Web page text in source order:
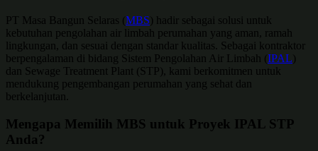
PT Masa Bangun Selaras (MBS ) hadir sebagai solusi untuk
kebutuhan pengolahan air limbah perumahan yang aman, ramah
lingkungan, dan sesuai dengan standar kualitas. Sebagai kontraktor
berpengalaman di bidang Sistem Pengolahan Air Limbah (IPAL )
dan Sewage Treatment Plant (STP), kami berkomitmen untuk
mendukung pengembangan perumahan yang sehat dan
berkelanjutan.
Mengapa Memilih MBS untuk Proyek IPAL STP
Anda?